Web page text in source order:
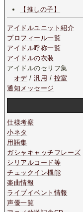
【推しの子】
アイドルユニット紹介
プロフィール一覧
アイドル呼称一覧
アイドルの衣装
アイドルのセリフ集
オデ/汎用 / 控室
通知メッセージ
仕様考察
小ネタ
用語集
ガシャキャッチフレーズ
シリアルコード等
チェックイン機能
楽曲情報
ライブイベント情報
声優一覧